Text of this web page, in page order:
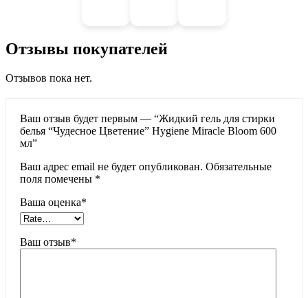
Отзывы покупателей
Отзывов пока нет.
Ваш отзыв будет первым — “Жидкий гель для стирки
белья “Чудесное Цветение” Hygiene Miracle Bloom 600
мл”
Ваш адрес email не будет опубликован. Обязательные
поля помечены *
Ваша оценка*
Ваш отзыв*